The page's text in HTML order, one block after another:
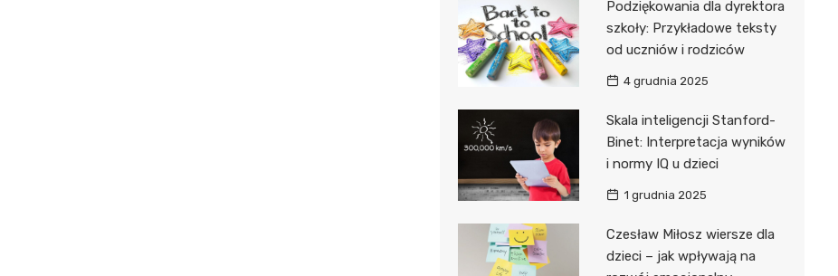
Podziękowania dla dyrektora
szkoły: Przykładowe teksty
od uczniów i rodziców
4 grudnia 2025
Skala inteligencji Stanford-
Binet: Interpretacja wyników
i normy IQ u dzieci
1 grudnia 2025
Czesław Miłosz wiersze dla
dzieci – jak wpływają na